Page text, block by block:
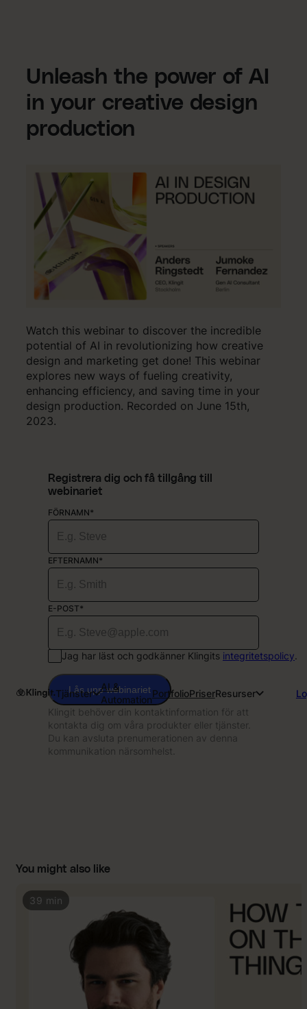
Tjänster
AI &
Automation
PortfolioPriserResurser
Unleash the power of AI
in your creative design
production
Watch this webinar to discover the incredible
potential of AI in revolutionizing how creative
design and marketing get done! This webinar
explores new ways of fueling creativity,
enhancing efficiency, and saving time in your
design production. Recorded on June 15th,
2023.
Registrera dig och få tillgång till
webinariet
FÖRNAMN*
EFTERNAMN*
E-POST*
Jag har läst och godkänner Klingits integritetspolicy.
Lås upp webinariet
Klingit behöver din kontaktinformation för att
kontakta dig om våra produkter eller tjänster.
Du kan avsluta prenumerationen av denna
kommunikation närsomhelst.
You might also like
39 min